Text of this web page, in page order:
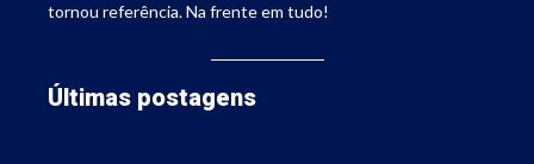
tornou referência. Na frente em tudo!
Últimas postagens